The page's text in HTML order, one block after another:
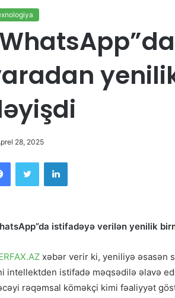
28, 2025
istifadəyə verilən yenilik
xəbər verir ki, yeniliyə əsasən
intellektden istifadə məqsədilə əlavə
rəqəmsal köməkçi kimi fəaliyyət